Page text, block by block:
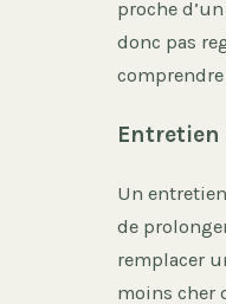
proche
donc pas
Un
de
remplacer
moins cher